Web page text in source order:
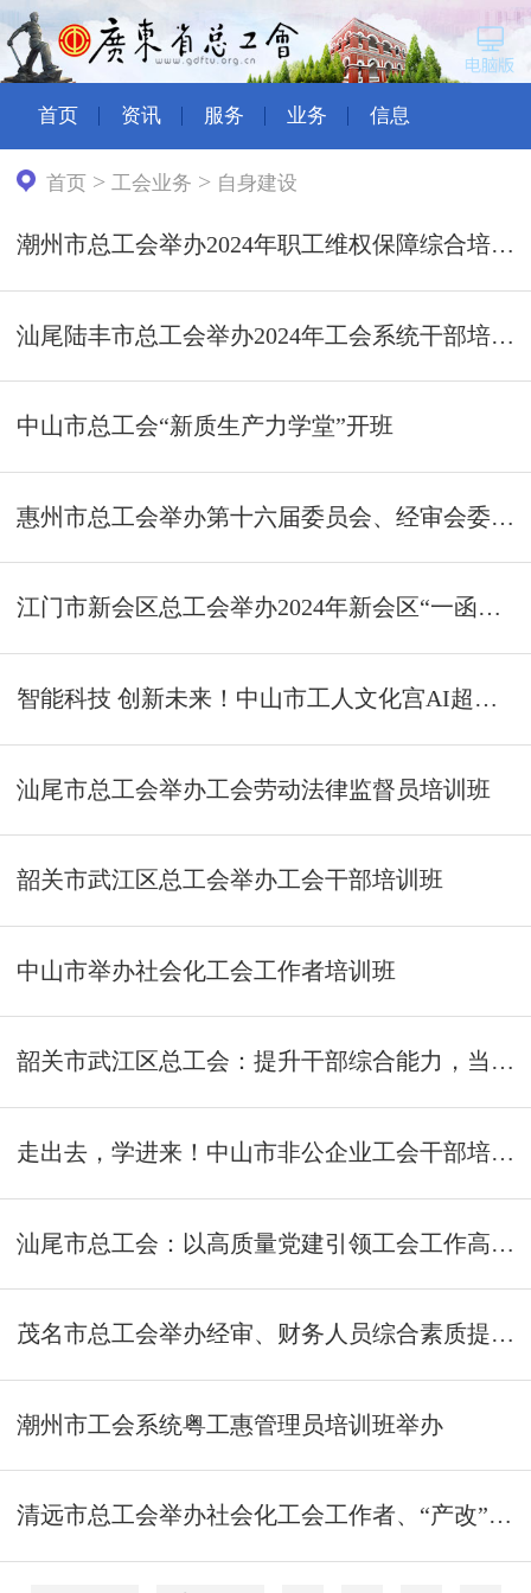
首页 资讯 服务 业务 信息
首页 > 工会业务 > 自身建设
潮州市总工会举办2024年职工维权保障综合培训班
汕尾陆丰市总工会举办2024年工会系统干部培训班
中山市总工会“新质生产力学堂”开班
惠州市总工会举办第十六届委员会、经审会委员履职能力提升班
江门市新会区总工会举办2024年新会区“一函两书”宣讲暨工会劳动法律监督员培训班
智能科技 创新未来！中山市工人文化宫AI超级个体办公提效公益培训班开班
汕尾市总工会举办工会劳动法律监督员培训班
韶关市武江区总工会举办工会干部培训班
中山市举办社会化工会工作者培训班
韶关市武江区总工会：提升干部综合能力，当好职工“娘家人”
走出去，学进来！中山市非公企业工会干部培训班在深圳举行
汕尾市总工会：以高质量党建引领工会工作高质量发展
茂名市总工会举办经审、财务人员综合素质提升培训班
潮州市工会系统粤工惠管理员培训班举办
清远市总工会举办社会化工会工作者、“产改”培训班